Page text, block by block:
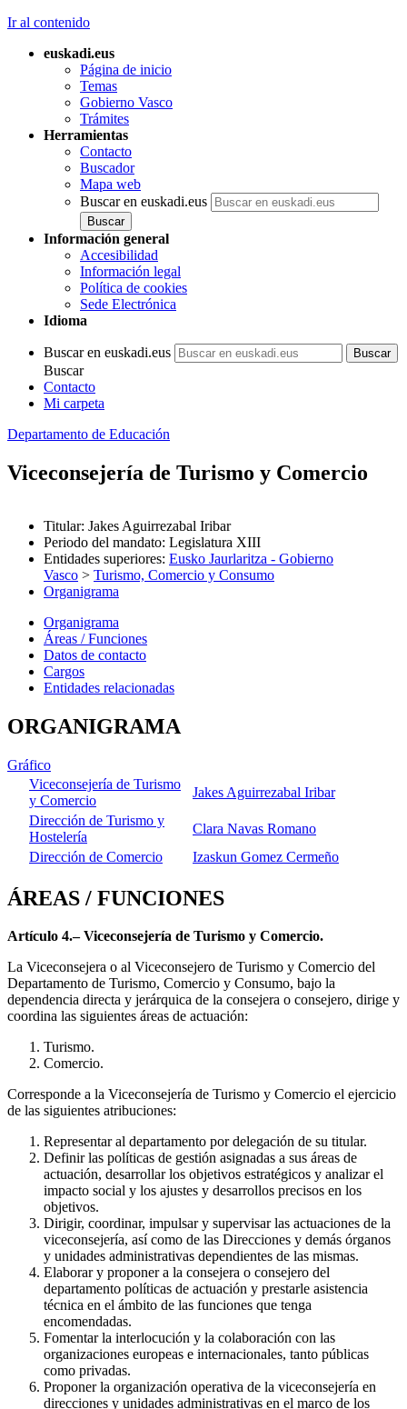
Ir al contenido
euskadi.eus
Página de inicio
Temas
Gobierno Vasco
Trámites
Herramientas
Contacto
Buscador
Mapa web
Buscar en euskadi.eus
Información general
Accesibilidad
Información legal
Política de cookies
Sede Electrónica
Idioma
Buscar en euskadi.eus
Buscar
Contacto
Mi carpeta
Departamento de Educación
Viceconsejería de Turismo y Comercio
Titular: Jakes Aguirrezabal Iribar
Periodo del mandato: Legislatura XIII
Entidades superiores: Eusko Jaurlaritza - Gobierno
Vasco > Turismo, Comercio y Consumo
Organigrama
Organigrama
Áreas / Funciones
Datos de contacto
Cargos
Entidades relacionadas
ORGANIGRAMA
Gráfico
Viceconsejería de Turismo
y Comercio
Jakes Aguirrezabal Iribar
Dirección de Turismo y
Hostelería
Clara Navas Romano
Dirección de Comercio
Izaskun Gomez Cermeño
ÁREAS / FUNCIONES
Artículo 4.– Viceconsejería de Turismo y Comercio.
La Viceconsejera o al Viceconsejero de Turismo y Comercio del
Departamento de Turismo, Comercio y Consumo, bajo la
dependencia directa y jerárquica de la consejera o consejero, dirige y
coordina las siguientes áreas de actuación:
Turismo.
Comercio.
Corresponde a la Viceconsejería de Turismo y Comercio el ejercicio
de las siguientes atribuciones:
Representar al departamento por delegación de su titular.
Definir las políticas de gestión asignadas a sus áreas de
actuación, desarrollar los objetivos estratégicos y analizar el
impacto social y los ajustes y desarrollos precisos en los
objetivos.
Dirigir, coordinar, impulsar y supervisar las actuaciones de la
viceconsejería, así como de las Direcciones y demás órganos
y unidades administrativas dependientes de las mismas.
Elaborar y proponer a la consejera o consejero del
departamento políticas de actuación y prestarle asistencia
técnica en el ámbito de las funciones que tenga
encomendadas.
Fomentar la interlocución y la colaboración con las
organizaciones europeas e internacionales, tanto públicas
como privadas.
Proponer la organización operativa de la viceconsejería en
direcciones y unidades administrativas en el marco de los